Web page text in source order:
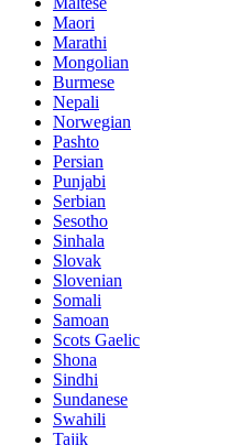
Maori
Marathi
Mongolian
Burmese
Nepali
Norwegian
Pashto
Persian
Punjabi
Serbian
Sesotho
Sinhala
Slovak
Slovenian
Somali
Samoan
Scots Gaelic
Shona
Sindhi
Sundanese
Swahili
Tajik